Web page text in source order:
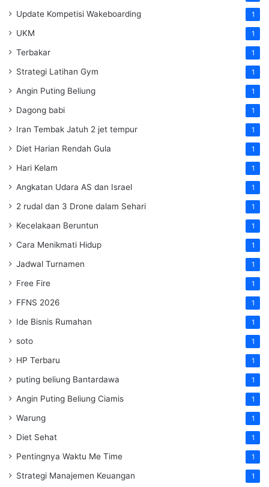
Update Kompetisi Wakeboarding 1
UKM 1
Terbakar 1
Strategi Latihan Gym 1
Angin Puting Beliung 1
Dagong babi 1
Iran Tembak Jatuh 2 jet tempur 1
Diet Harian Rendah Gula 1
Hari Kelam 1
Angkatan Udara AS dan Israel 1
2 rudal dan 3 Drone dalam Sehari 1
Kecelakaan Beruntun 1
Cara Menikmati Hidup 1
Jadwal Turnamen 1
Free Fire 1
FFNS 2026 1
Ide Bisnis Rumahan 1
soto 1
HP Terbaru 1
puting beliung Bantardawa 1
Angin Puting Beliung Ciamis 1
Warung 1
Diet Sehat 1
Pentingnya Waktu Me Time 1
Strategi Manajemen Keuangan 1